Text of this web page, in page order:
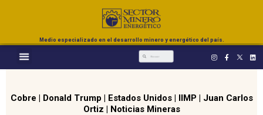
Medio especializado en el desarrollo minero y energético del país.
Cobre | Donald Trump | Estados Unidos| IIMP | Juan Carlos
Ortiz | Noticias Mineras